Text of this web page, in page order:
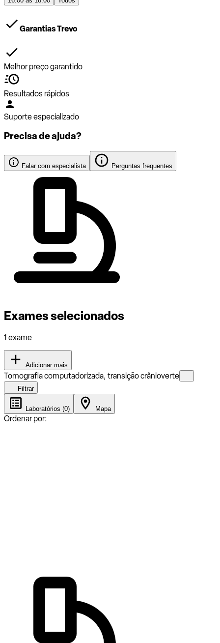
Garantias Trevo
Melhor preço garantido
Resultados rápidos
Suporte especializado
Precisa de ajuda?
Falar com especialista Perguntas frequentes
Exames selecionados
1 exame
Adicionar mais
Tomografia computadorizada, transição crânioverte
Filtrar
Laboratórios (0) Mapa
Ordenar por: